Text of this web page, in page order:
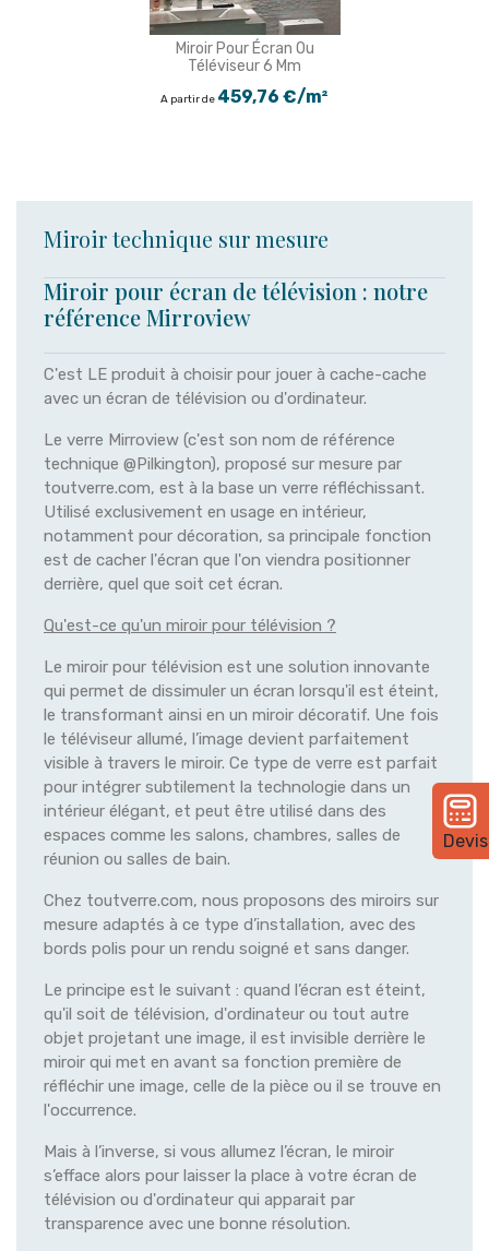
Devis
Miroir Pour Écran Ou
Téléviseur 6 Mm
A partir de 459,76 €/m²
Miroir technique sur mesure
Miroir pour écran de télévision : notre
référence Mirroview
C'est LE produit à choisir pour jouer à cache-cache
avec un écran de télévision ou d'ordinateur.
Le verre Mirroview (c'est son nom de référence
technique @Pilkington), proposé sur mesure par
toutverre.com, est à la base un verre réfléchissant.
Utilisé exclusivement en usage en intérieur,
notamment pour décoration, sa principale fonction
est de cacher l'écran que l'on viendra positionner
derrière, quel que soit cet écran.
Qu'est-ce qu'un miroir pour télévision ?
Le miroir pour télévision est une solution innovante
qui permet de dissimuler un écran lorsqu'il est éteint,
le transformant ainsi en un miroir décoratif. Une fois
le téléviseur allumé, l’image devient parfaitement
visible à travers le miroir. Ce type de verre est parfait
pour intégrer subtilement la technologie dans un
intérieur élégant, et peut être utilisé dans des
espaces comme les salons, chambres, salles de
réunion ou salles de bain.
Chez toutverre.com, nous proposons des miroirs sur
mesure adaptés à ce type d’installation, avec des
bords polis pour un rendu soigné et sans danger.
Le principe est le suivant : quand l’écran est éteint,
qu'il soit de télévision, d'ordinateur ou tout autre
objet projetant une image, il est invisible derrière le
miroir qui met en avant sa fonction première de
réfléchir une image, celle de la pièce ou il se trouve en
l'occurrence.
Mais à l’inverse, si vous allumez l’écran, le miroir
s’efface alors pour laisser la place à votre écran de
télévision ou d'ordinateur qui apparait par
transparence avec une bonne résolution.